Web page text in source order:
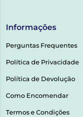
Informações
Perguntas Frequentes
Política de Privacidade
Política de Devolução
Como Encomendar
Termos e Condições